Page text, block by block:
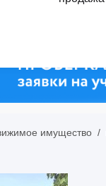
имущество /